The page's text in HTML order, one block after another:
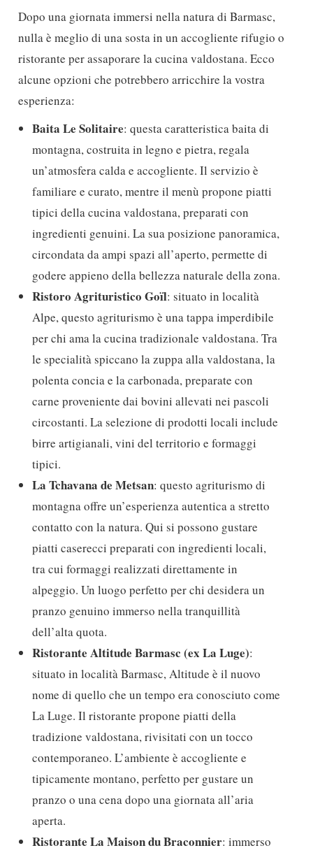
Dopo una giornata immersi nella natura di Barmasc,
nulla è meglio di una sosta in un accogliente rifugio o
ristorante per assaporare la cucina valdostana. Ecco
alcune opzioni che potrebbero arricchire la vostra
esperienza:
Baita Le Solitaire: questa caratteristica baita di
montagna, costruita in legno e pietra, regala
un’atmosfera calda e accogliente. Il servizio è
familiare e curato, mentre il menù propone piatti
tipici della cucina valdostana, preparati con
ingredienti genuini. La sua posizione panoramica,
circondata da ampi spazi all’aperto, permette di
godere appieno della bellezza naturale della zona.
Ristoro Agrituristico Goïl: situato in località
Alpe, questo agriturismo è una tappa imperdibile
per chi ama la cucina tradizionale valdostana. Tra
le specialità spiccano la zuppa alla valdostana, la
polenta concia e la carbonada, preparate con
carne proveniente dai bovini allevati nei pascoli
circostanti. La selezione di prodotti locali include
birre artigianali, vini del territorio e formaggi
tipici.
La Tchavana de Metsan: questo agriturismo di
montagna offre un’esperienza autentica a stretto
contatto con la natura. Qui si possono gustare
piatti caserecci preparati con ingredienti locali,
tra cui formaggi realizzati direttamente in
alpeggio. Un luogo perfetto per chi desidera un
pranzo genuino immerso nella tranquillità
dell’alta quota.
Ristorante Altitude Barmasc (ex La Luge):
situato in località Barmasc, Altitude è il nuovo
nome di quello che un tempo era conosciuto come
La Luge. Il ristorante propone piatti della
tradizione valdostana, rivisitati con un tocco
contemporaneo. L’ambiente è accogliente e
tipicamente montano, perfetto per gustare un
pranzo o una cena dopo una giornata all’aria
aperta.
Ristorante La Maison du Braconnier: immerso